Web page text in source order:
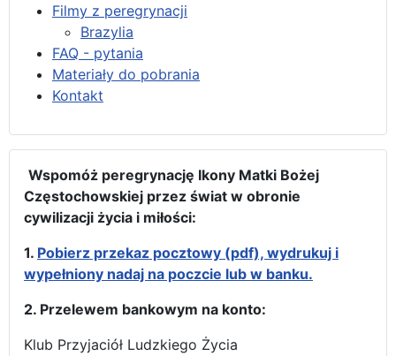
Filmy z peregrynacji
Brazylia
FAQ - pytania
Materiały do pobrania
Kontakt
Wspomóż peregrynację Ikony Matki Bożej
Częstochowskiej przez świat w obronie
cywilizacji życia i miłości:
1. Pobierz przekaz pocztowy (pdf), wydrukuj i
wypełniony nadaj na poczcie lub w banku.
2. Przelewem bankowym na konto:
Klub Przyjaciół Ludzkiego Życia